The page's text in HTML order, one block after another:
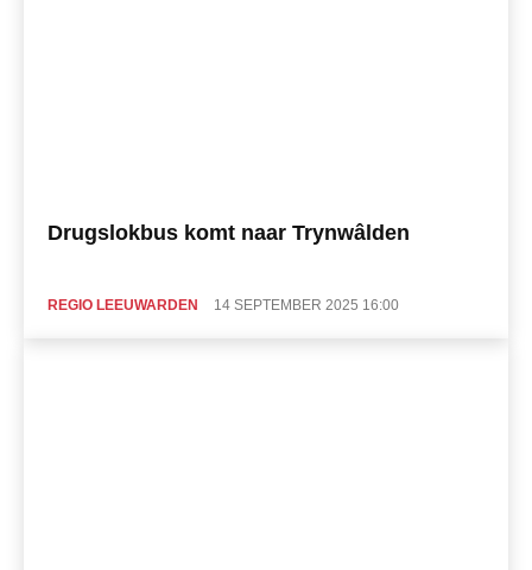
Drugslokbus komt naar Trynwâlden
REGIO LEEUWARDEN 14 SEPTEMBER 2025 16:00